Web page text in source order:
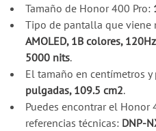
Tamaño de Honor 400 Pro:
Tipo de pantalla que viene
AMOLED, 1B colores,
5000 nits.
El tamaño en centímetros
pulgadas, 109.5 cm2.
Puedes encontrar el Honor
referencias técnicas: DNP-